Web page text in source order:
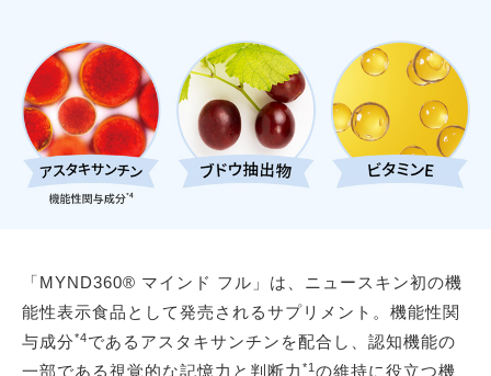
「MYND360® マインド フル」は、ニュースキン初の機
能性表示食品として発売されるサプリメント。機能性関
与成分*4であるアスタキサンチンを配合し、認知機能の
一部である視覚的な記憶力と判断力 *1 の維持に役立つ機